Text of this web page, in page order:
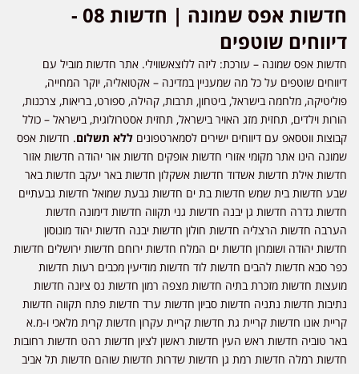
חדשות אפס שמונה | חדשות 08 -
דיווחים שוטפים
חדשות אפס שמונה – עורכת: ליזה ללוצאשווילי. אתר חדשות מוביל עם
דיווחים שוטפים על כל מה שמעניין במדינה – אקטואליה, יוקר המחייה,
פוליטיקה, מלחמה בישראל, ביטחון, תרבות, קהילה, ספורט, בריאות, צרכנות,
הורות וילדים, תחזית מזג האויר בישראל, תחזית אסטרולוגית, בישראל – כולל
קבוצות ווטסאפ עם דיווחים ישירים לסמארטפונים ללא תשלום. חדשות אפס
שמונה הינו אתר מקומי אזורי חדשות אופקים חדשות אור יהודה חדשות אזור
חדשות אילת חדשות אשדוד חדשות אשקלון חדשות באר יעקב חדשות באר
שבע חדשות בית שמש חדשות בת ים חדשות גבעת שמואל חדשות גבעתיים
חדשות גדרה חדשות גן יבנה חדשות גני תקווה חדשות דימונה חדשות
הערבה חדשות הרצליה חדשות חולון חדשות יבנה חדשות יהוד מונוסון
חדשות יהודה ושומרון חדשות ים המלח חדשות ירוחם חדשות ירושלים חדשות
כפר סבא חדשות להבים חדשות לוד חדשות מודיעין מכבים רעות חדשות
מועצות חדשות מזכרת בתיה חדשות מצפה רמון חדשות נס ציונה חדשות
נתיבות חדשות נתניה חדשות סביון חדשות ערד חדשות פתח תקווה חדשות
קריית אונו חדשות קריית גת חדשות קריית עקרון חדשות קרית מלאכי ו-מ.א
באר טוביה חדשות ראש העין חדשות ראשון לציון חדשות רהט חדשות רחובות
חדשות רמלה חדשות רמת גן חדשות שדרות חדשות שוהם חדשות תל אביב